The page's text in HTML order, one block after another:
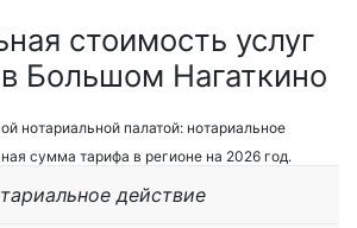
стоимость услуг
в Большом Нагаткино
нотариальной палатой: нотариальное
сумма тарифа в регионе на 2026 год.
действие